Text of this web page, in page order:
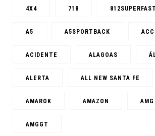
4X4 718 812SUPERFAST
A5 A5SPORTBACK
ACIDENTE ALAGOAS
ALERTA ALL NEW SANTA FE
AMAROK AMAZON AMG
AMGGT